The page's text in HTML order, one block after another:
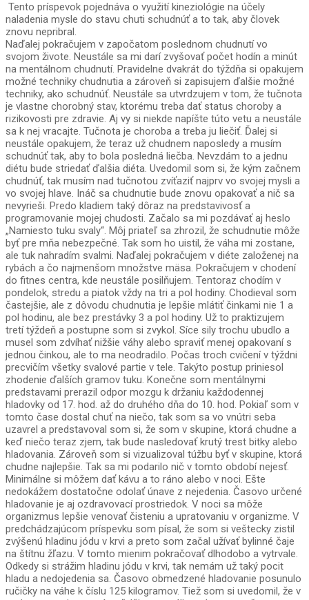
Tento príspevok pojednáva o využití kineziológie na účely
naladenia mysle do stavu chuti schudnúť a to tak, aby človek
znovu nepribral.
Naďalej pokračujem v započatom poslednom chudnutí vo
svojom živote. Neustále sa mi darí zvyšovať počet hodín a minút
na mentálnom chudnutí. Pravidelne dvakrát do týždňa si opakujem
možné techniky chudnutia a zároveň si zapisujem ďalšie možné
techniky, ako schudnúť. Neustále sa utvrdzujem v tom, že tučnota
je vlastne chorobný stav, ktorému treba dať status choroby a
rizikovosti pre zdravie. Aj vy si niekde napíšte túto vetu a neustále
sa k nej vracajte. Tučnota je choroba a treba ju liečiť. Ďalej si
neustále opakujem, že teraz už chudnem naposledy a musím
schudnúť tak, aby to bola posledná liečba. Nevzdám to a jednu
diétu bude striedať ďalšia diéta. Uvedomil som si, že kým začnem
chudnúť, tak musím nad tučnotou zvíťaziť najprv vo svojej mysli a
vo svojej hlave. Ináč sa chudnutie bude znovu opakovať a nič sa
nevyrieši. Predo kladiem taký dôraz na predstavivosť a
programovanie mojej chudosti. Začalo sa mi pozdávať aj heslo
„Namiesto tuku svaly“. Môj priateľ sa zhrozil, že schudnutie môže
byť pre mňa nebezpečné. Tak som ho uistil, že váha mi zostane,
ale tuk nahradím svalmi. Naďalej pokračujem v diéte založenej na
rybách a čo najmenšom množstve mäsa. Pokračujem v chodení
do fitnes centra, kde neustále posilňujem. Tentoraz chodím v
pondelok, stredu a piatok vždy na tri a pol hodiny. Chodieval som
častejšie, ale z dôvodu chudnutia je lepšie mlátiť činkami nie 1 a
pol hodinu, ale bez prestávky 3 a pol hodiny. Už to praktizujem
tretí týždeň a postupne som si zvykol. Síce sily trochu ubudlo a
musel som zdvíhať nižšie váhy alebo spraviť menej opakovaní s
jednou činkou, ale to ma neodradilo. Počas troch cvičení v týždni
precvičím všetky svalové partie v tele. Takýto postup priniesol
zhodenie ďalších gramov tuku. Konečne som mentálnymi
predstavami prerazil odpor mozgu k držaniu každodennej
hladovky od 17. hod. až do druhého dňa do 10. hod. Pokiaľ som v
tomto čase dostal chuť na niečo, tak som sa vo vnútri seba
uzavrel a predstavoval som si, že som v skupine, ktorá chudne a
keď niečo teraz zjem, tak bude nasledovať krutý trest bitky alebo
hladovania. Zároveň som si vizualizoval túžbu byť v skupine, ktorá
chudne najlepšie. Tak sa mi podarilo nič v tomto období nejesť.
Minimálne si môžem dať kávu a to ráno alebo v noci. Ešte
nedokážem dostatočne odolať únave z nejedenia. Časovo určené
hladovanie je aj ozdravovací prostriedok. V noci sa môže
organizmus lepšie venovať čisteniu a upratovaniu v organizme. V
predchádzajúcom príspevku som písal, že som si veštecky zistil
zvýšenú hladinu jódu v krvi a preto som začal užívať bylinné čaje
na štítnu žľazu. V tomto mienim pokračovať dlhodobo a vytrvale.
Odkedy si strážim hladinu jódu v krvi, tak nemám už taký pocit
hladu a nedojedenia sa. Časovo obmedzené hladovanie posunulo
ručičky na váhe k číslu 125 kilogramov. Tiež som si uvedomil, že v